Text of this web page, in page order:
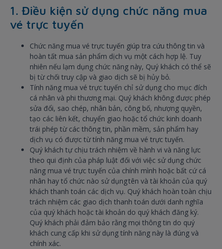
1. Điều kiện sử dụng chức năng mua
vé trực tuyến
Chức năng mua vé trực tuyến giúp tra cứu thông tin và
hoàn tất mua sản phẩm dịch vụ một cách hợp lệ. Tuy
nhiên nếu lạm dụng chức năng này, Quý khách có thể sẽ
bị từ chối truy cập và giao dịch sẽ bị hủy bỏ.
Tính năng mua vé trực tuyến chỉ sử dụng cho mục đích
cá nhân và phi thương mại. Quý khách không được phép
sửa đổi, sao chép, nhân bản, công bố, nhượng quyền,
tạo các liên kết, chuyển giao hoặc tổ chức kinh doanh
trái phép từ các thông tin, phần mềm, sản phẩm hay
dịch vụ có được từ tính năng mua vé trực tuyến.
Quý khách tự chịu trách nhiệm về hành vi và năng lực
theo qui định của pháp luật đối với việc sử dụng chức
năng mua vé trực tuyến của chính mình hoặc bất cứ cá
nhân hay tổ chức nào sử dụng tên và tài khoản của quý
khách thanh toán các dịch vụ. Quý khách hoàn toàn chịu
trách nhiệm các giao dịch thanh toán dưới danh nghĩa
của quý khách hoặc tài khoản do quý khách đăng ký.
Quý khách phải đảm bảo rằng mọi thông tin do quý
khách cung cấp khi sử dụng tính năng này là đúng và
chính xác.